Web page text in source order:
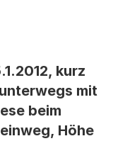
kurz
mit
beim
Höhe